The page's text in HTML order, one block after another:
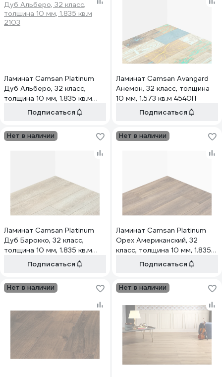
Ламинат Camsan Platinum
Дуб Альберо, 32 класс,
толщина 10 мм, 1.835 кв.м
Подписаться
Ламинат Camsan Avangard
Анемон, 32 класс, толщина
10 мм, 1.573 кв.м 4540П
Подписаться
Нет в наличии
Ламинат Camsan Platinum
Дуб Барокко, 32 класс,
толщина 10 мм, 1.835 кв.м
Подписаться
Нет в наличии
Ламинат Camsan Platinum
Орех Американский, 32
класс, толщина 10 мм, 1.835
кв.м 2104Подписаться
Нет в наличии Нет в наличии